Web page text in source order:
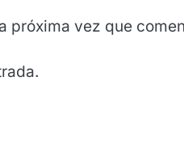
próxima vez que